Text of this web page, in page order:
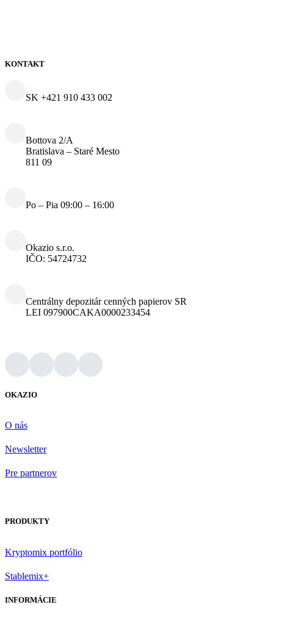
KONTAKT
SK +421 910 433 002
Bottova 2/A
Bratislava – Staré Mesto
811 09
Po – Pia 09:00 – 16:00
Okazio s.r.o.
IČO: 54724732
Centrálny depozitár cenných papierov SR
LEI 097900CAKA0000233454
OKAZIO
O nás
Newsletter
Pre partnerov
PRODUKTY
Kryptomix portfólio
Stablemix+
INFORMÁCIE